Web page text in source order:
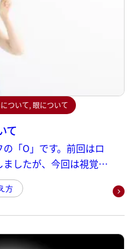
ついて, 眼について
て
「O」です。前回はロ
したが、今回は視覚障
ついて解説していきま
方